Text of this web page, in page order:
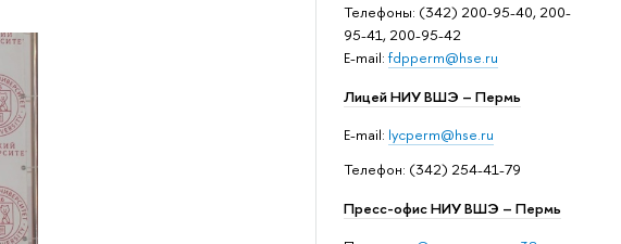
Телефоны: (342) 200-95-40, 200-
95-41, 200-95-42
E-mail: fdpperm@hse.ru
Лицей НИУ ВШЭ – Пермь
E-mail: lycperm@hse.ru
Телефон: (342) 254-41-79
Пресс-офис НИУ ВШЭ – Пермь